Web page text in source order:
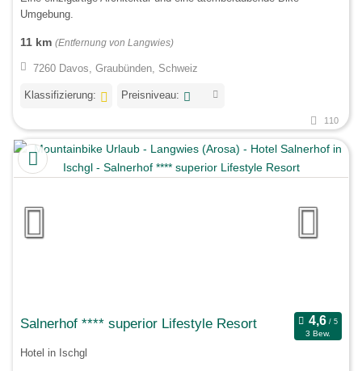
Umgebung.
11 km (Entfernung von Langwies)
7260 Davos, Graubünden, Schweiz
Klassifizierung: Preisniveau:
110
Salnerhof **** superior Lifestyle Resort
3 Bew.
Hotel in Ischgl